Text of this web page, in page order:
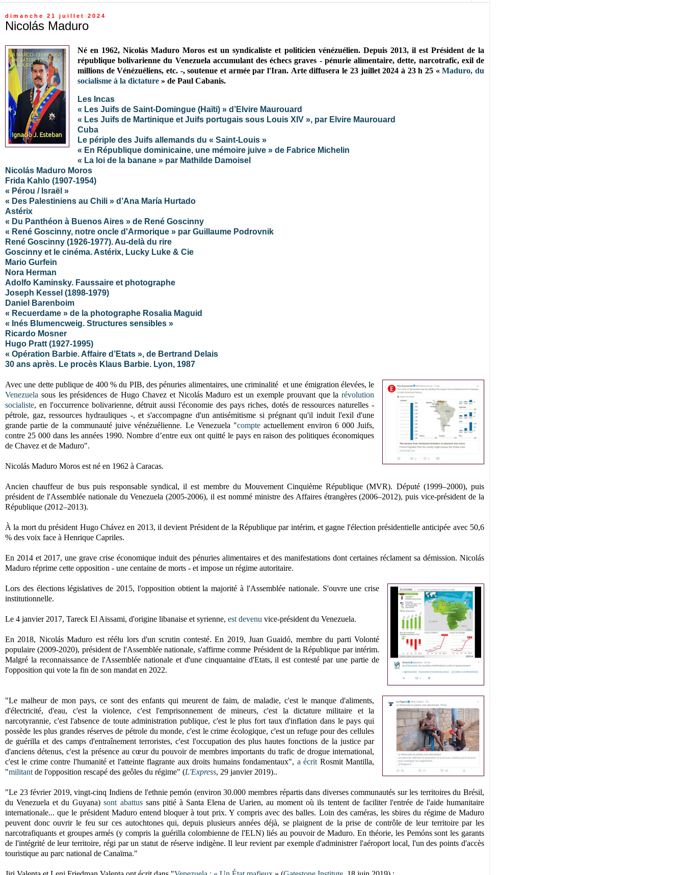
dimanche 21 juillet 2024
Nicolás Maduro
Né en 1962,Nicolás Maduro Moros est un syndicaliste et politicien vénézuélien. Depuis 2013, il est Président de la
république bolivarienne du Venezuela accumulant des échecs graves - pénurie alimentaire, dette, narcotrafic, exil de
millions de Vénézuéliens, etc. -, soutenue et armée par l'Iran. Arte diffusera le 23 juillet 2024 à 23 h 25 «Maduro, du
socialisme à la dictature» de Paul Cabanis.
Les Incas
« Les Juifs de Saint-Domingue (Haïti) » d’Elvire Maurouard
« Les Juifs de Martinique et Juifs portugais sous Louis XIV », par Elvire Maurouard
Cuba
Le périple des Juifs allemands du « Saint-Louis »
« En République dominicaine, une mémoire juive » de Fabrice Michelin
« La loi de la banane » par Mathilde Damoisel
Nicolás Maduro Moros
Frida Kahlo (1907-1954)
« Pérou / Israël »
« Des Palestiniens au Chili » d’Ana María Hurtado
Astérix
« Du Panthéon à Buenos Aires » de René Goscinny
« René Goscinny, notre oncle d'Armorique » par Guillaume Podrovnik
René Goscinny (1926-1977). Au-delà du rire
Goscinny et le cinéma. Astérix, Lucky Luke & Cie
Mario Gurfein
Nora Herman
Adolfo Kaminsky. Faussaire et photographe
Joseph Kessel (1898-1979)
Daniel Barenboim
« Recuerdame » de la photographe Rosalia Maguid
« Inés Blumencweig. Structures sensibles »
Ricardo Mosner
Hugo Pratt (1927-1995)
« Opération Barbie. Affaire d’Etats », de Bertrand Delais
30 ans après. Le procès Klaus Barbie. Lyon, 1987
Avec une dette publique de 400 % du PIB, des pénuries alimentaires, une criminalité et une émigration élevées, le
Venezuela sous les présidences de Hugo Chavez et Nicolás Maduroest un exemple prouvant que larévolution
socialiste, en l'occurrence bolivarienne, détruit aussi l'économie des pays riches, dotés de ressources naturelles -
pétrole, gaz, ressources hydrauliques -, et s'accompagne d'un antisémitisme si prégnant qu'il induit l'exil d'une
grande partie de la communauté juive vénézuélienne. Le Venezuela "compte actuellement environ 6 000 Juifs,
contre 25 000 dans les années 1990. Nombre d’entre eux ont quitté le pays en raison des politiques économiques
de Chavez et de Maduro".
Nicolás Maduro Moros est né en 1962 à Caracas.
Ancien chauffeur de bus puis responsable syndical, il est membre du Mouvement Cinquième République (MVR). Député (1999–2000), puis
président de l'Assemblée nationale du Venezuela (2005-2006), il est nommé ministre des Affaires étrangères (2006–2012), puis vice-président de la
République (2012–2013).
À la mort du président Hugo Chávez en 2013, il devient Président de la République par intérim, et gagne l'élection présidentielle anticipée avec 50,6
% des voix face à Henrique Capriles.
En 2014 et 2017, une grave crise économique induit des pénuries alimentaires et des manifestations dont certaines réclament sa démission. Nicolás
Maduro réprime cette opposition - une centaine de morts - et impose un régime autoritaire.
Lors des élections législatives de 2015, l'opposition obtient la majorité à l'Assemblée nationale. S'ouvre une crise
institutionnelle.
Le 4 janvier 2017, Tareck El Aissami, d'origine libanaise et syrienne, est devenu vice-président du Venezuela.
En 2018, Nicolás Maduro est réélu lors d'un scrutin contesté. En 2019, Juan Guaidó, membre du parti Volonté
populaire (2009-2020), président de l'Assemblée nationale, s'affirme comme Président de la République par intérim.
Malgré la reconnaissance de l'Assemblée nationale et d'une cinquantaine d'Etats, il est contesté par une partie de
l'opposition qui vote la fin de son mandat en 2022.
"Le malheur de mon pays, ce sont des enfants qui meurent de faim, de maladie, c'est le manque d'aliments,
d'électricité, d'eau, c'est la violence, c'est l'emprisonnement de mineurs, c'est la dictature militaire et la
narcotyrannie, c'est l'absence de toute administration publique, c'est le plus fort taux d'inflation dans le pays qui
possède les plus grandes réserves de pétrole du monde, c'est le crime écologique, c'est un refuge pour des cellules
de guérilla et des camps d'entraînement terroristes, c'est l'occupation des plus hautes fonctions de la justice par
d'anciens détenus, c'est la présence au cœur du pouvoir de membres importants du trafic de drogue international,
c'est le crime contre l'humanité et l'atteinte flagrante aux droits humains fondamentaux", a écritRosmit Mantilla,
"militantde l'opposition rescapé des geôles du régime" (L'Express, 29 janvier 2019)..
"Le 23 février 2019, vingt-cinq Indiens de l'ethnie pemón (environ 30.000 membres répartis dans diverses communautés sur les territoires du Brésil,
du Venezuela et du Guyana)sont abattussans pitié à Santa Elena de Uarien, au moment où ils tentent de faciliter l'entrée de l'aide humanitaire
internationale... que le président Maduro entend bloquer à tout prix. Y compris avec des balles. Loin des caméras, les sbires du régime de Maduro
peuvent donc ouvrir le feu sur ces autochtones qui, depuis plusieurs années déjà, se plaignent de la prise de contrôle de leur territoire par les
narcotrafiquants et groupes armés (y compris la guérilla colombienne de l'ELN) liés au pouvoir de Maduro. En théorie, les Pemóns sont les garants
de l'intégrité de leur territoire, régi par un statut de réserve indigène. Il leur revient par exemple d'administrer l'aéroport local, l'un des points d'accès
touristique au parc national de Canaïma."